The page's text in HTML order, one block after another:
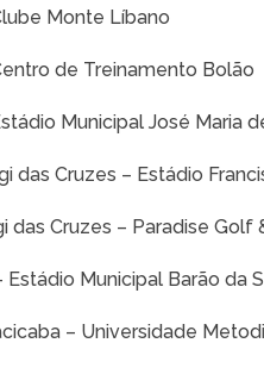
Monte Líbano
de Treinamento Bolão
Municipal José Maria
das Cruzes – Estádio
das Cruzes – Paradise
Estádio Municipal Barão da
– Universidade